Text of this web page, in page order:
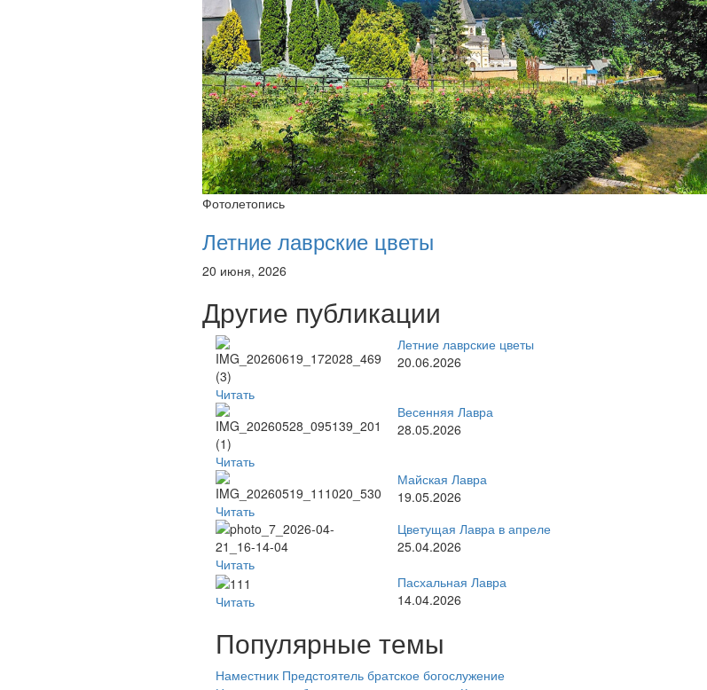
Фотолетопись
Летние лаврские цветы
20 июня, 2026
Другие публикации
Читать
Летние лаврские цветы
20.06.2026
Читать
Весенняя Лавра
28.05.2026
Читать
Майская Лавра
19.05.2026
Читать
Цветущая Лавра в апреле
25.04.2026
Читать
Пасхальная Лавра
14.04.2026
Популярные темы
Наместник Предстоятель братское богослужение